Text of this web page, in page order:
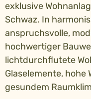
exklusive
Schwaz. In
anspruchsvolle,
hochwertiger
lichtdurchflutete
Glaselemente,
gesundem